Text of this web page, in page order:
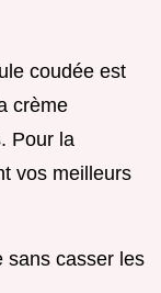
coudée est
crème
Pour la
vos meilleurs
sans casser les